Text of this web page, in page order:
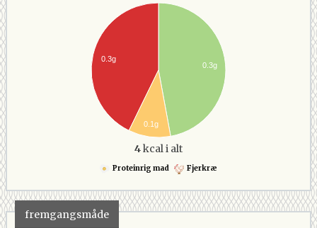
0.3g
0.3g
0.1g
4kcal i alt
Proteinrig mad Fjerkræ
fremgangsmåde